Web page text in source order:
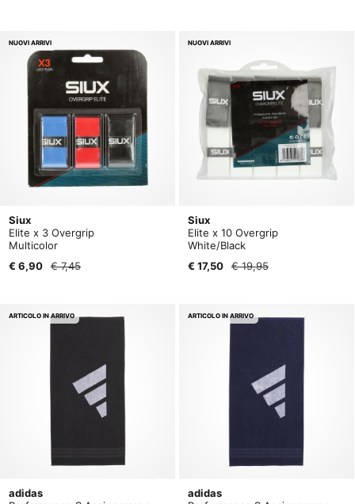
NUOVI ARRIVI
Siux
Elite x 3 Overgrip
Multicolor
€ 6,90
€ 7,45
NUOVI ARRIVI
Siux
Elite x 10 Overgrip
White/Black
€ 17,50
€ 19,95
ARTICOLO IN ARRIVO
adidas
ARTICOLO IN ARRIVO
adidas